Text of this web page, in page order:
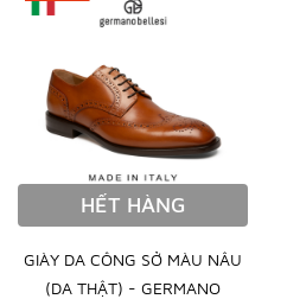
HẾT HÀNG
GIÀY DA CÔNG SỞ MÀU NÂU
(DA THẬT) - GERMANO